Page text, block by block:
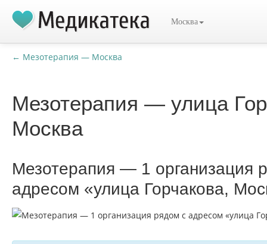
Москва
← Мезотерапия — Москва
Мезотерапия — улица
Москва
Мезотерапия — 1 организация
адресом «улица Горчакова,